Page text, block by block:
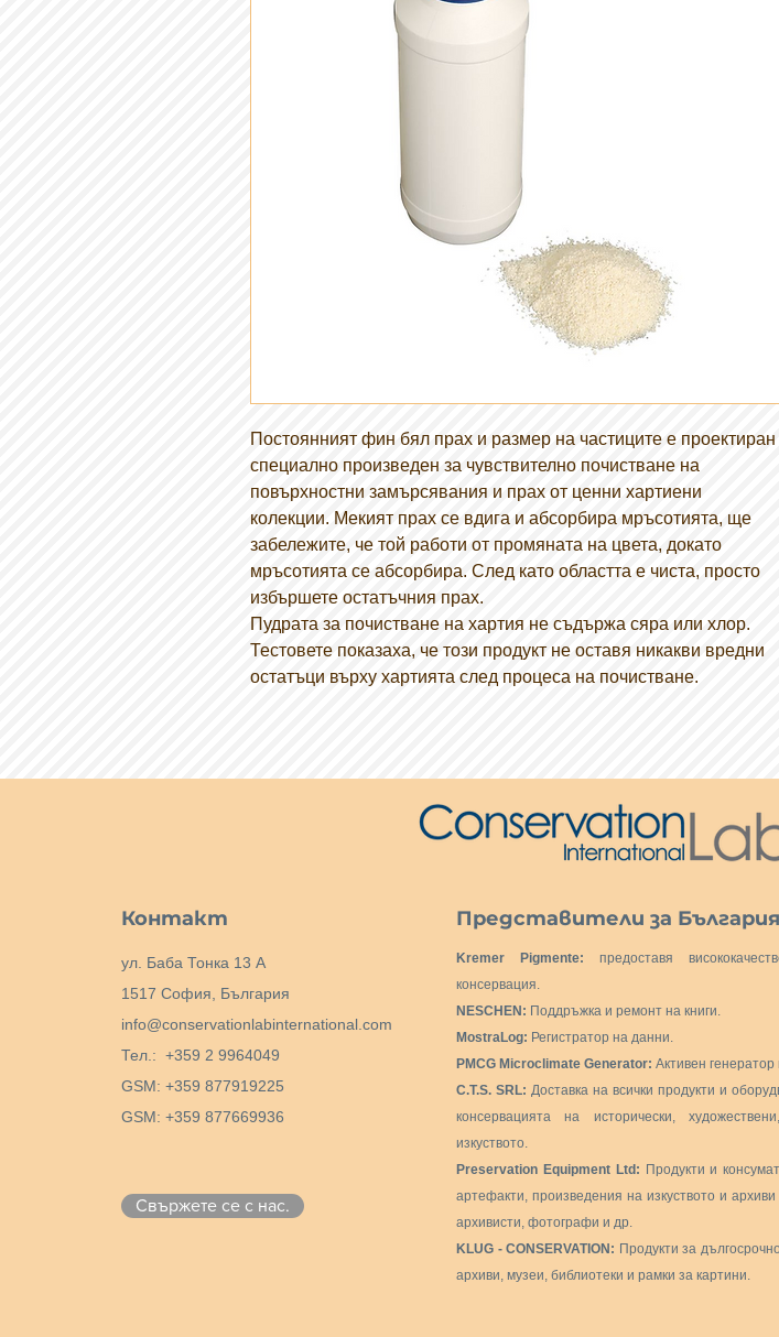
Постоянният фин бял прах и размер на частиците е проектиран
специално произведен за чувствително почистване на
повърхностни замърсявания и прах от ценни хартиени
колекции. Мекият прах се вдига и абсорбира мръсотията, ще
забележите, че той работи от промяната на цвета, докато
мръсотията се абсорбира. След като областта е чиста, просто
избършете остатъчния прах.
Пудрата за почистване на хартия не съдържа сяра или хлор.
Тестовете показаха, че този продукт не оставя никакви вредни
остатъци върху хартията след процеса на почистване.
Контакт
ул. Баба Тонка 13 А
1517 София, България
info@conservationlabinternational.com
Тел.: +359 2 9964049
GSM: +359 877919225
GSM: +359 877669936
Свържете се с нас.
Представители за
Kremer Pigmente:
предоставя
консервация.
NESCHEN: Поддръжка и ремонт на книги.
MostraLog: Регистратор на данни.
PMCG Microclimate Generator: Активен
C.T.S. SRL: Доставка на всички продукти и
консервацията на исторически,
изкуството.
Preservation Equipment Ltd: Продукти и
артефакти, произведения на изкуството и
архивисти, фотографи и др.
KLUG - CONSERVATION: Продукти за
архиви, музеи, библиотеки и рамки за картини.